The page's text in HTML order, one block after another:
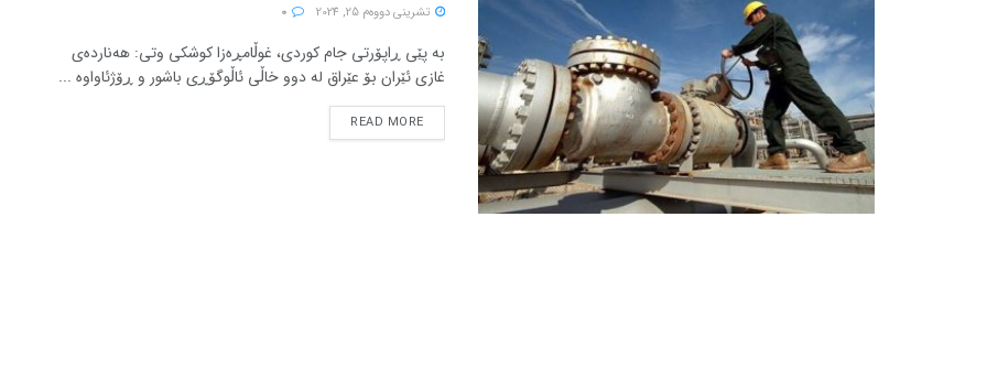
تشرینی دووه‌م 25, 2024
بە پێی ڕاپۆرتی جام کوردی، غوڵامڕەزا کوشکی وتی: هەناردەی
غازی ئێران بۆ عێراق لە دوو خاڵی ئاڵوگۆڕی باشور و ڕۆژئاواوە ...
READ MORE